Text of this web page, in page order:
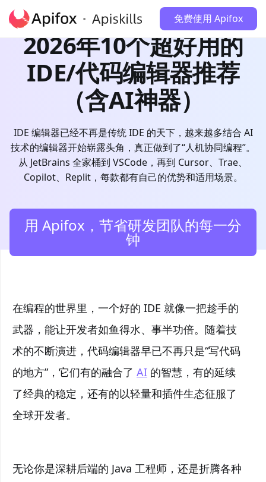
免费使用 Apifox
2026年10个超好用的
IDE/代码编辑器推荐
（含AI神器）
IDE 编辑器已经不再是传统 IDE 的天下，越来越多结合 AI
技术的编辑器开始崭露头角，真正做到了“人机协同编程”。
从 JetBrains 全家桶到 VSCode，再到 Cursor、Trae、
Copilot、Replit，每款都有自己的优势和适用场景。
用 Apifox，节省研发团队的每一分
钟
在编程的世界里，一个好的 IDE 就像一把趁手的
武器，能让开发者如鱼得水、事半功倍。随着技
术的不断演进，代码编辑器早已不再只是“写代码
的地方”，它们有的融合了 AI 的智慧，有的延续
了经典的稳定，还有的以轻量和插件生态征服了
全球开发者。
无论你是深耕后端的 Java 工程师，还是折腾各种